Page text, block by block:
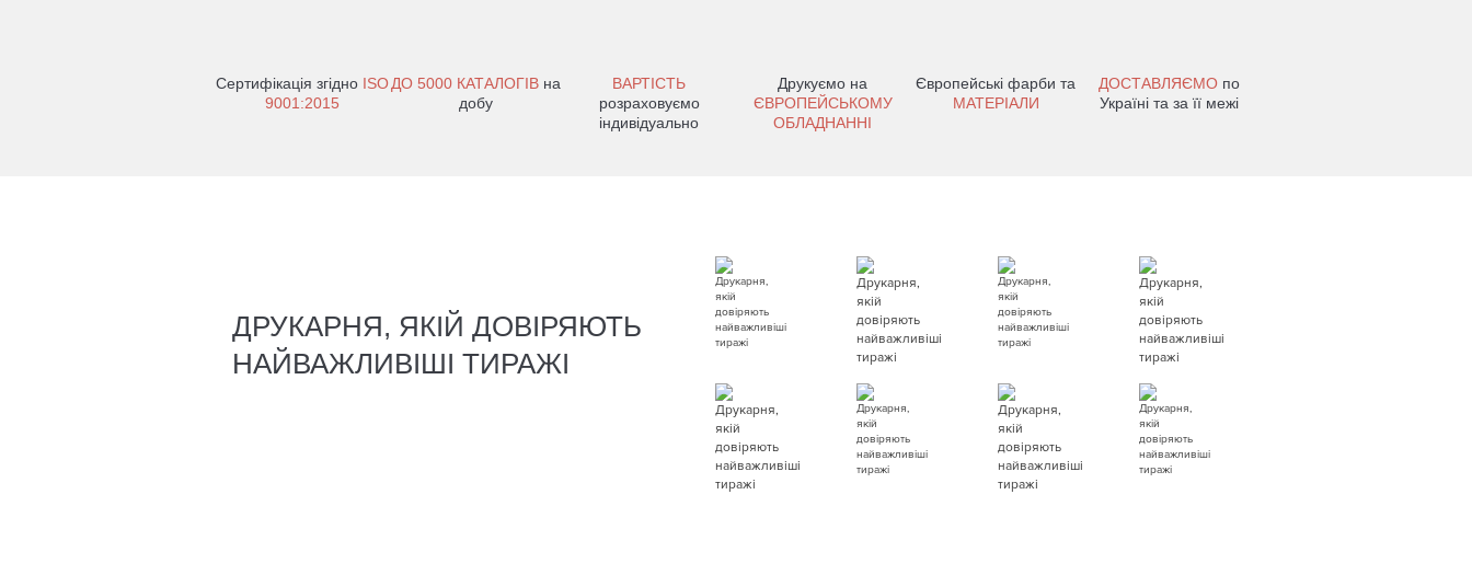
Сертифікація згідно ISO
9001:2015
ДО 5000 КАТАЛОГІВна
добу
ВАРТІСТЬ
розраховуємо
індивідуально
Друкуємо на
ЄВРОПЕЙСЬКОМУ
ОБЛАДНАННІ
Європейські фарби та
МАТЕРІАЛИ
ДОСТАВЛЯЄМО по
Україні та за її межі
ДРУКАРНЯ, ЯКІЙ ДОВІРЯЮТЬ
НАЙВАЖЛИВІШІ ТИРАЖІ